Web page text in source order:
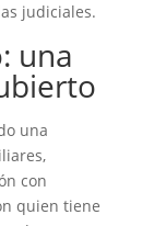
judiciales.
una
una
con
quien tiene